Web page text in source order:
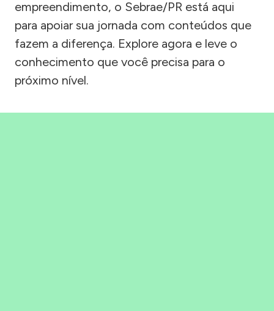
empreendimento, o Sebrae/PR está aqui
para apoiar sua jornada com conteúdos que
fazem a diferença. Explore agora e leve o
conhecimento que você precisa para o
próximo nível.